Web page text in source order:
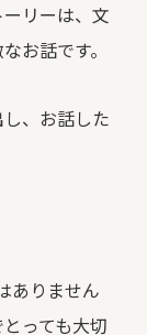
リーは、文
お話です。
、お話した
ありません
っても大切